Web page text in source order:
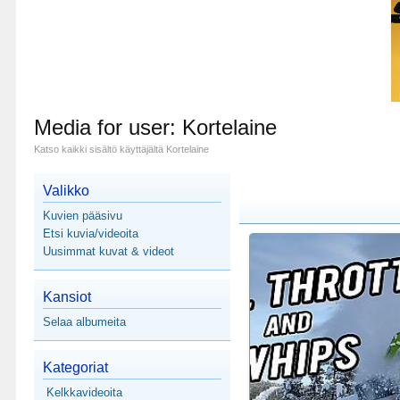
Media for user: Kortelaine
Katso kaikki sisältö käyttäjältä Kortelaine
Valikko
Kuvien pääsivu
Etsi kuvia/videoita
Uusimmat kuvat & videot
Kansiot
Selaa albumeita
Kategoriat
Kelkkavideoita